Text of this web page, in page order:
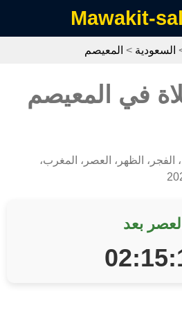
Mawakit-
السعودية > المعيصم
في المعيصم
، الفجر، الظهر، العصر، المغرب،
العصر بعد